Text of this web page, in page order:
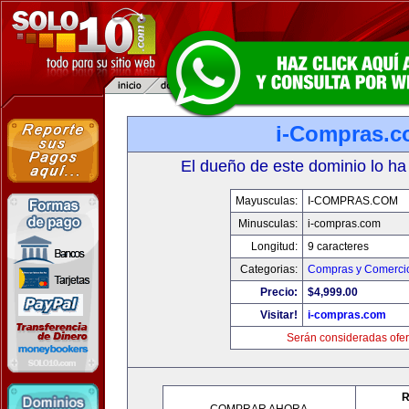
i-
El dueño de este dominio lo
Mayusculas:
I-COMPRAS.COM
Minusculas:
i-compras.com
Longitud:
9 caracteres
Categorias:
Compras y
Precio:
$4,999.00
Visitar!
i-compras.com
Serán consideradas